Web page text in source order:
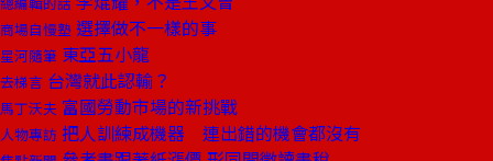
商場自慢塾 選擇做不一樣的事
星河隨筆 東亞五小龍
去梯言 台灣就此認輸？
馬丁沃夫 富國勞動市場的新挑戰
人物專訪 把人訓練成機器 連出錯的機會都沒有